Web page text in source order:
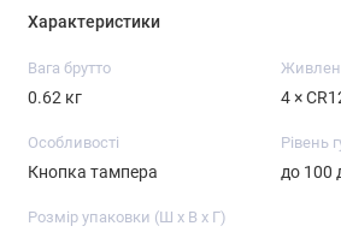
Характеристики
Вага брутто
0.62 кг 4 ×
Особливості
Кнопка тампера
Рівень
до 100
Розмір упаковки (Ш х В х Г)